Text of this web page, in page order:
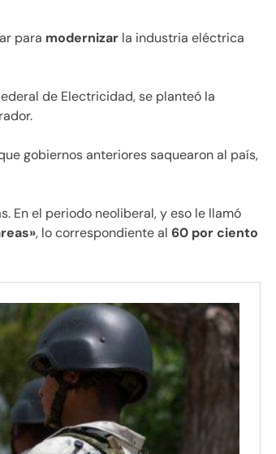
para modernizar la industria eléctrica
de Electricidad, se planteó la
gobiernos anteriores saquearon al país,
En el periodo neoliberal, y eso le llamó
, lo correspondiente al 60 por ciento